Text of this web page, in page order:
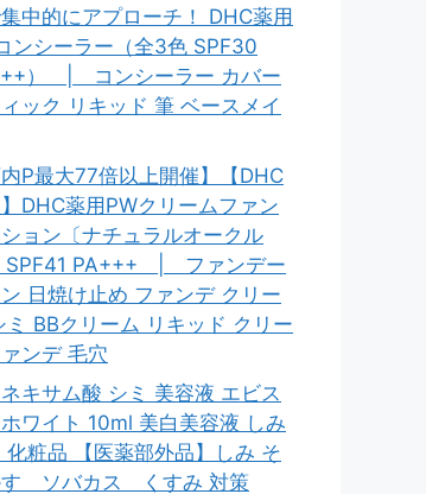
中的にアプローチ！ DHC薬用
ンシーラー（全3色 SPF30
） | コンシーラー カバー
ック リキッド 筆 ベースメイ
内P最大77倍以上開催】【DHC
DHC薬用PWクリームファン
ョン〔ナチュラルオークル
SPF41 PA+++ | ファンデー
日焼け止め ファンデ クリー
ミ BBクリーム リキッド クリー
ンデ 毛穴
ネキサム酸 シミ 美容液 エビス
ワイト 10ml 美白美容液 しみ
化粧品 【医薬部外品】しみ そ
す ソバカス くすみ 対策